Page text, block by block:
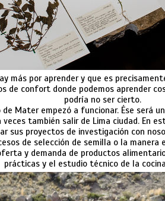
más por aprender y que es
de confort donde podemos aprender
podría no ser cierto.
de Mater empezó a funcionar. Ése será
también salir de Lima ciudad. En
sus proyectos de investigación con
de selección de semilla o la manera
y demanda de productos
prácticas y el estudio técnico de la